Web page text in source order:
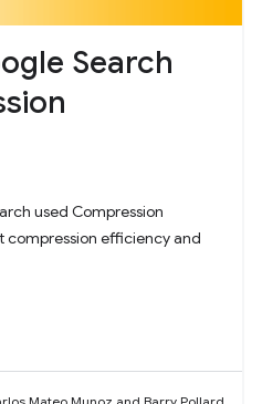
Search
used Compression
compression efficiency and
Mateo Munoz and Barry Pollard